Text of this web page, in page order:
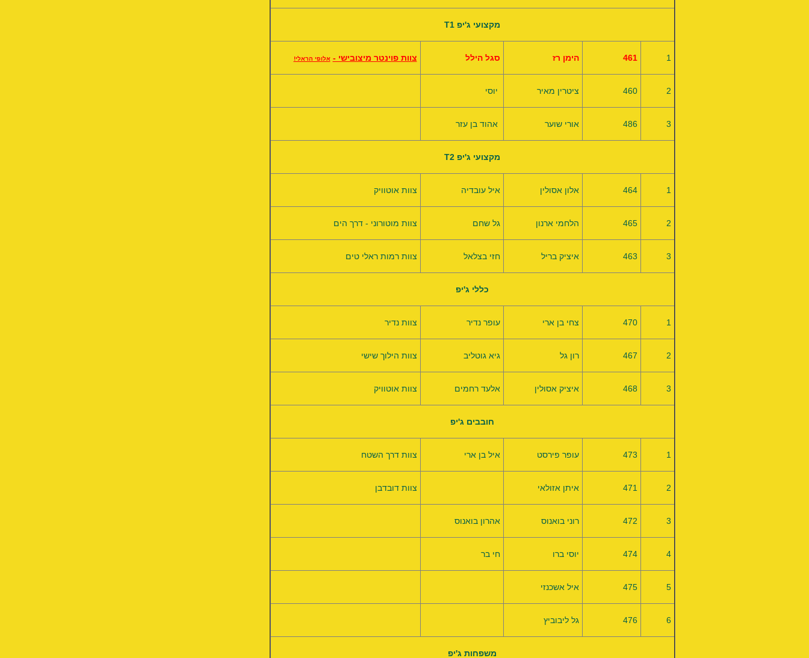
T1 מקצועי ג'יפ
1
461 הימן רז סגל הילל צוות פוינטר מיצובישי - אלופי הראלי!
2
460 ציטרין מאיר
3
486 אורי שוער אהוד בן עזר
T2 מקצועי ג'יפ
1
464 אלון אסולין איל עובדיה צוות אוטוויק
2
465 הלחמי ארנון גל שחם צוות מוטורוני - דרך הים
3
463 איציק בריל חזי בצלאל צוות רמות ראלי טים
כללי ג'יפ
1
470 צחי בן ארי עופר נדיר צוות נדיר
2
467 רון גל גיא גוטליב צוות הילוך שישי
3
468 איציק אסולין אלעד רחמים צוות אוטוויק
חובבים ג'יפ
1
473 עופר פירסט איל בן ארי צוות דרך השטח
2
471 איתן אזולאי צוות דובדבן
3
472 רוני בואנוס אהרון בואנוס
4
474 יוסי ברו חי בר
5
475 איל אשכנזי
6
476 גל ליבוביץ
משפחות ג'יפ